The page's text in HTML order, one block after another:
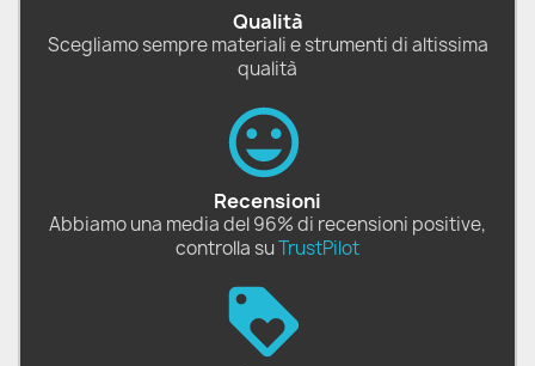
Qualità
Scegliamo sempre materiali e strumenti di altissima
qualità
Recensioni
Abbiamo una media del 96% di recensioni positive,
controlla suTrustPilot